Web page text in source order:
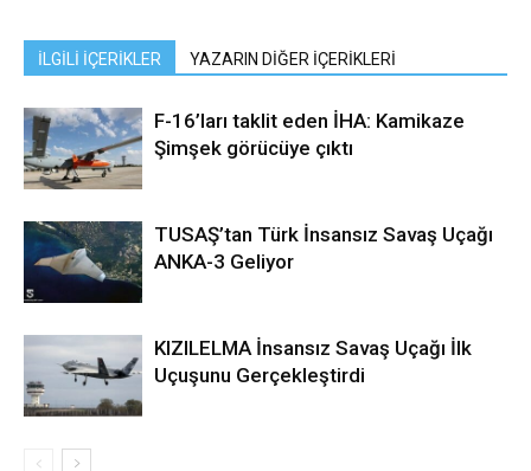
İLGİLİ İÇERİKLER YAZARIN DİĞER İÇERİKLERİ
F-16’ları taklit eden İHA: Kamikaze
Şimşek görücüye çıktı
TUSAŞ’tan Türk İnsansız Savaş Uçağı
ANKA-3 Geliyor
KIZILELMA İnsansız Savaş Uçağı İlk
Uçuşunu Gerçekleştirdi